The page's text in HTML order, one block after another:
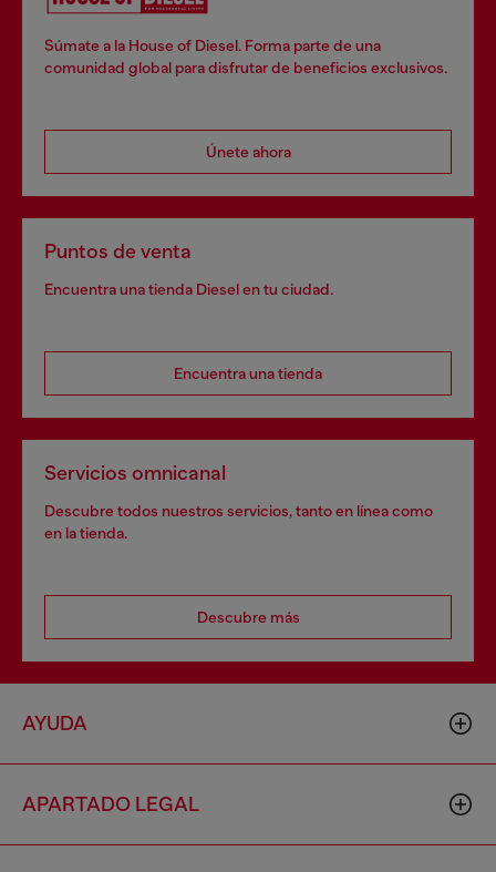
Súmate a la House of Diesel. Forma parte de una
comunidad global para disfrutar de beneficios exclusivos.
Únete ahora
Puntos de venta
Encuentra una tienda Diesel en tu ciudad.
Encuentra una tienda
Servicios omnicanal
Descubre todos nuestros servicios, tanto en línea como
en la tienda.
Descubre más
AYUDA
APARTADO LEGAL